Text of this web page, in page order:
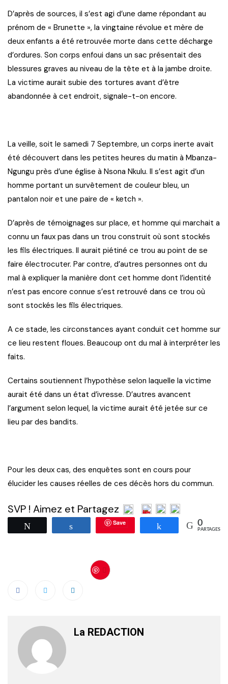
D’après de sources, il s’est agi d’une dame répondant au
prénom de « Brunette », la vingtaine révolue et mère de
deux enfants a été retrouvée morte dans cette décharge
d’ordures. Son corps enfoui dans un sac présentait des
blessures graves au niveau de la tête et à la jambe droite.
La victime aurait subie des tortures avant d’être
abandonnée à cet endroit, signale-t-on encore.
La veille, soit le samedi 7 Septembre, un corps inerte avait
été découvert dans les petites heures du matin à Mbanza-
Ngungu près d’une église à Nsona Nkulu. Il s’est agit d’un
homme portant un survêtement de couleur bleu, un
pantalon noir et une paire de « ketch ».
D’après de témoignages sur place, et homme qui marchait a
connu un faux pas dans un trou construit où sont stockés
les fils électriques. Il aurait piétiné ce trou au point de se
faire électrocuter. Par contre, d’autres personnes ont du
mal à expliquer la manière dont cet homme dont l’identité
n’est pas encore connue s’est retrouvé dans ce trou où
sont stockés les fils électriques.
A ce stade, les circonstances ayant conduit cet homme sur
ce lieu restent floues. Beaucoup ont du mal à interpréter les
faits.
Certains soutiennent l’hypothèse selon laquelle la victime
aurait été dans un état d’ivresse. D’autres avancent
l’argument selon lequel, la victime aurait été jetée sur ce
lieu par des bandits.
Pour les deux cas, des enquêtes sont en cours pour
élucider les causes réelles de ces décès hors du commun.
SVP ! Aimez et Partagez
Partagez Save Partagez 0
PARTAGES
La REDACTION